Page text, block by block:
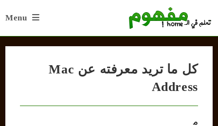
Menu
كل ما تريد معرفته عن Mac
Address
م